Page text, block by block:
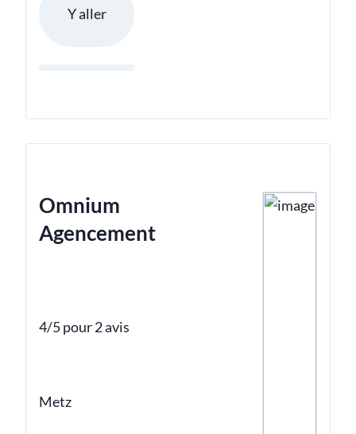
Y aller
Omnium
Agencement
4/5 pour 2 avis
Metz